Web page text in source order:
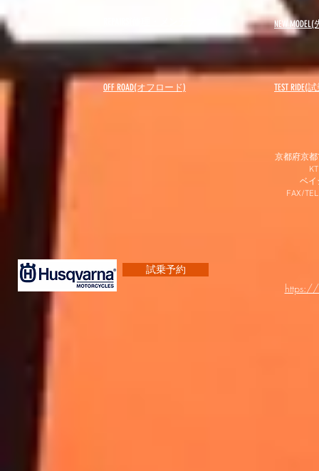
NEW MODEL(
OFF ROAD(オフロード) ​TEST RIDE(
京都府京
ベイ
FAX/
試乗予約
https://